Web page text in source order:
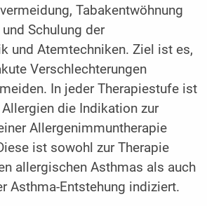
Tabakentwöhnung
Schulung der
und Atemtechniken. Ziel ist es,
Verschlechterungen
In jeder Therapiestufe ist
die Indikation zur
Allergenimmuntherapie
ist sowohl zur Therapie
allergischen Asthmas als auch
Asthma-Entstehung indiziert.